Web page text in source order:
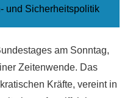
und Sicherheitspolitik
am Sonntag,
Zeitenwende. Das
Kräfte, vereint in